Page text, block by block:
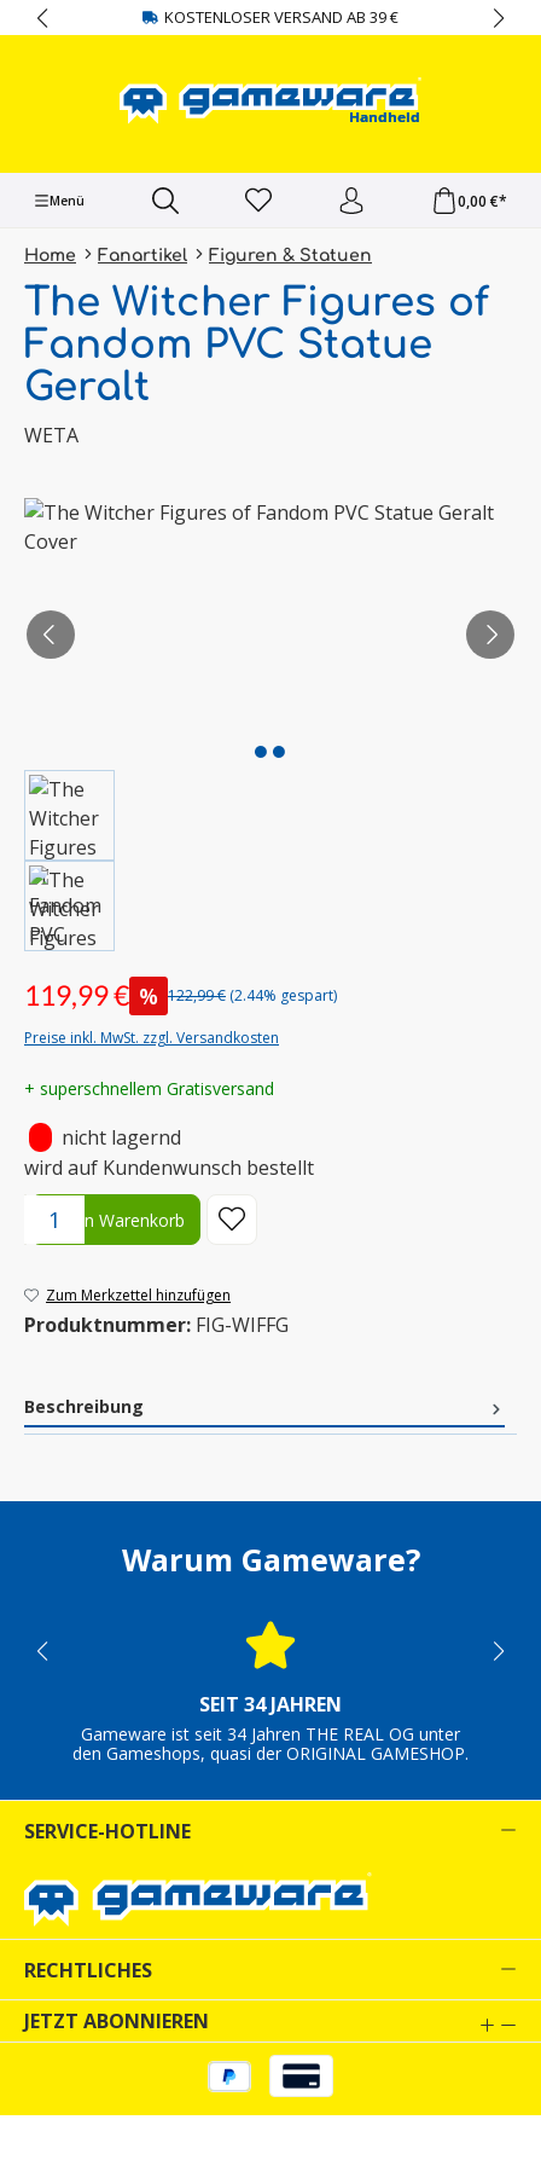
springen KOSTENLOSER VERSAND AB 39 €
Menü 0,00 €*
Home Fanartikel Figuren & Statuen
The Witcher Figures of
Fandom PVC Statue
Geralt
WETA
Bildergalerie überspringen
119,99 € % 122,99 € (2.44% gespart)
Preise inkl. MwSt. zzgl. Versandkosten
+ superschnellem Gratisversand
nicht lagernd
wird auf Kundenwunsch bestellt
Produkt Anzahl: Gib den gewünschten Wert ein oder benutze
In den Warenkorb
Zum Merkzettel hinzufügen
Produktnummer: FIG-WIFFG
Beschreibung
Warum Gameware?
SEIT 34 JAHREN
Gameware ist seit 34 Jahren THE REAL OG unter
den Gameshops, quasi der ORIGINAL GAMESHOP.
SERVICE-HOTLINE
RECHTLICHES
JETZT ABONNIEREN